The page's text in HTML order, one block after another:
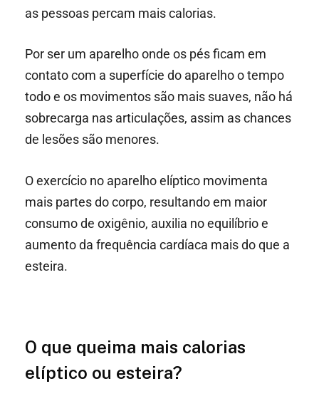
as pessoas percam mais calorias.
Por ser um aparelho onde os pés ficam em
contato com a superfície do aparelho o tempo
todo e os movimentos são mais suaves, não há
sobrecarga nas articulações, assim as chances
de lesões são menores.
O exercício no aparelho elíptico movimenta
mais partes do corpo, resultando em maior
consumo de oxigênio, auxilia no equilíbrio e
aumento da frequência cardíaca mais do que a
esteira.
O que queima mais calorias
elíptico ou esteira?